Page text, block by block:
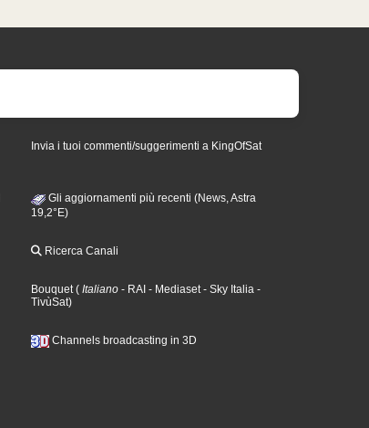
Invia i tuoi commenti/suggerimenti a KingOfSat
Gli aggiornamenti più recenti (News, Astra
19,2°E)
Ricerca Canali
Bouquet( Italiano - RAI - Mediaset- Sky Italia -
TivùSat)
Channels broadcasting in 3D